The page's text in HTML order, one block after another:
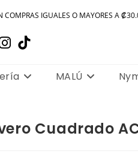
COMPRAS IGUALES O MAYORES A
MALÚ
Cuadrado